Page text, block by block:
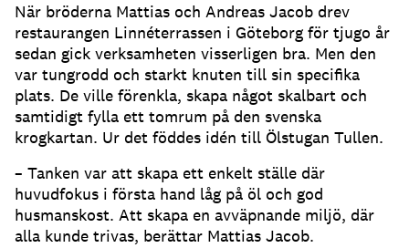
När bröderna Mattias och Andreas Jacob drev
restaurangen Linnéterrassen i Göteborg för tjugo år
sedan gick verksamheten visserligen bra. Men den
var tungrodd och starkt knuten till sin specifika
plats. De ville förenkla, skapa något skalbart och
samtidigt fylla ett tomrum på den svenska
krogkartan. Ur det föddes idén till Ölstugan Tullen.
– Tanken var att skapa ett enkelt ställe där
huvudfokus i första hand låg på öl och god
husmanskost. Att skapa en avväpnande miljö, där
alla kunde trivas, berättar Mattias Jacob.